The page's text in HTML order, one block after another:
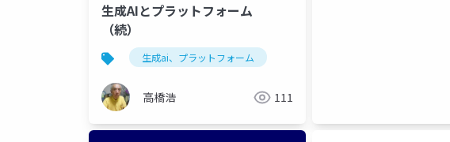
生成AIとプラットフォーム
（続）
生成ai、プラットフォーム
高橋浩 111